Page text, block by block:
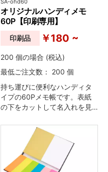
オリジナルハンディメモ
60P【印刷専用】
印刷品 ￥180 ~
200 個の場合 (税込)
最低ご注文数： 200 個
持ち運びに便利なハンディタ
イプの60Pメモ帳です。表紙
の下をカットして名入れを見
ん、本文の罫線もデザイン自